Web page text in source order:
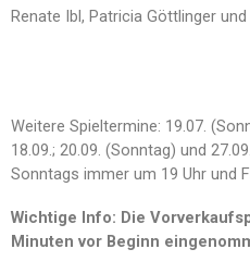
Renate Ibl, Patricia Göttlinger
Weitere Spieltermine: 19.07.
18.09.; 20.09. (Sonntag) und
Sonntags immer um 19 Uhr und
Wichtige Info: Die
Minuten vor Beginn